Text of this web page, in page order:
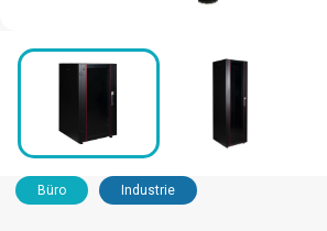
Büro Industrie